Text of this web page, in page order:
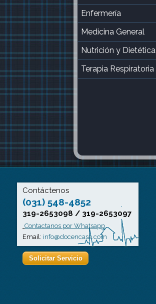
Enfermería
Medicina General
Nutrición y Dietética
Terapia Respiratoria
Contáctenos
(031) 548-4852
319-2653098 / 319-2653097
Contactanos por Whatsapp
Email: info@docencasa.com
Solicitar Servicio